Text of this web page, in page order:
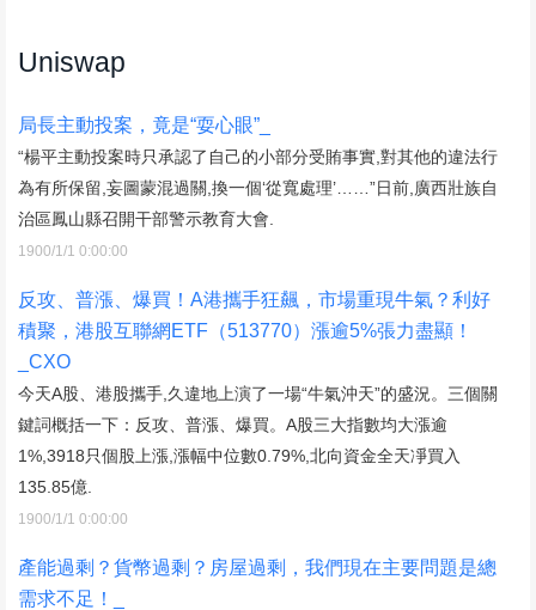
Uniswap
局長主動投案，竟是“耍心眼”_
“楊平主動投案時只承認了自己的小部分受賄事實,對其他的違法行
為有所保留,妄圖蒙混過關,換一個‘從寬處理’……”日前,廣西壯族自
治區鳳山縣召開干部警示教育大會.
1900/1/1 0:00:00
反攻、普漲、爆買！A港攜手狂飆，市場重現牛氣？利好
積聚，港股互聯網ETF（513770）漲逾5%張力盡顯！
_CXO
今天A股、港股攜手,久違地上演了一場“牛氣沖天”的盛況。三個關
鍵詞概括一下：反攻、普漲、爆買。A股三大指數均大漲逾
1%,3918只個股上漲,漲幅中位數0.79%,北向資金全天凈買入
135.85億.
1900/1/1 0:00:00
產能過剩？貨幣過剩？房屋過剩，我們現在主要問題是總
需求不足！_